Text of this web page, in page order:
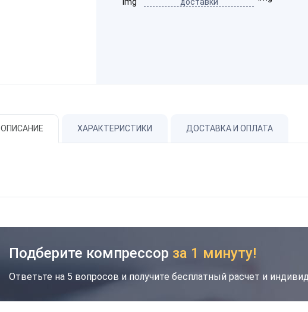
ОПИСАНИЕ ХАРАКТЕРИСТИКИ ДОСТАВКА И ОПЛАТА
Подберите компрессор за 1 минуту!
Ответьте на 5 вопросов и получите бесплатный расчет и